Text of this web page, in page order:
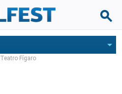
Teatro Fígaro